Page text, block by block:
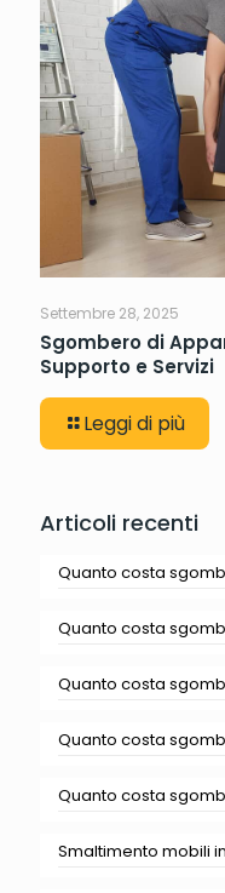
Settembre 28, 2025
Sgombero di
Supporto e Servizi
Leggi di più
Articoli recenti
Quanto costa
Quanto costa
Quanto costa
Quanto costa
Quanto costa
Smaltimento mobili